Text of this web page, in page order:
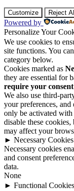
Customize Reject All
Powered by
Personalize Your
We use cookies to
site functions. You
category below.
Cookies marked as
they are essential for
require your
We also use third-
your preferences,
only be activated with
disable these
may affect your
► Necessary Cookies
Necessary cookies
and consent
data.
None
► Functional Cookies